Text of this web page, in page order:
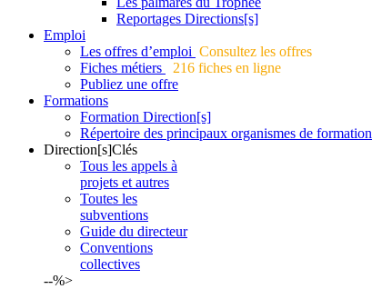
Reportages Directions[s]
Emploi
Les offres d’emploi Consultez les offres
Fiches métiers
216 fiches en ligne
Publiez une offre
Formations
Formation Direction[s]
Répertoire des principaux organismes de formation
Direction[s]Clés
Tous les appels à
projets et autres
Toutes les
subventions
Guide du directeur
Conventions
collectives
--%>